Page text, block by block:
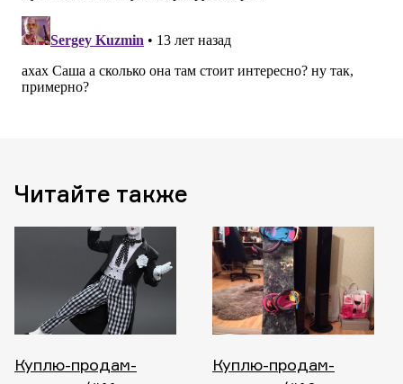
Читайте также
Куплю-продам-
Куплю-продам-